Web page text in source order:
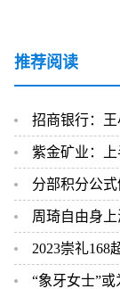
推荐阅读
招商银行：
紫金矿业：
分部积分公式
周琦自由身上
2023崇礼168
“象牙女士”或为重